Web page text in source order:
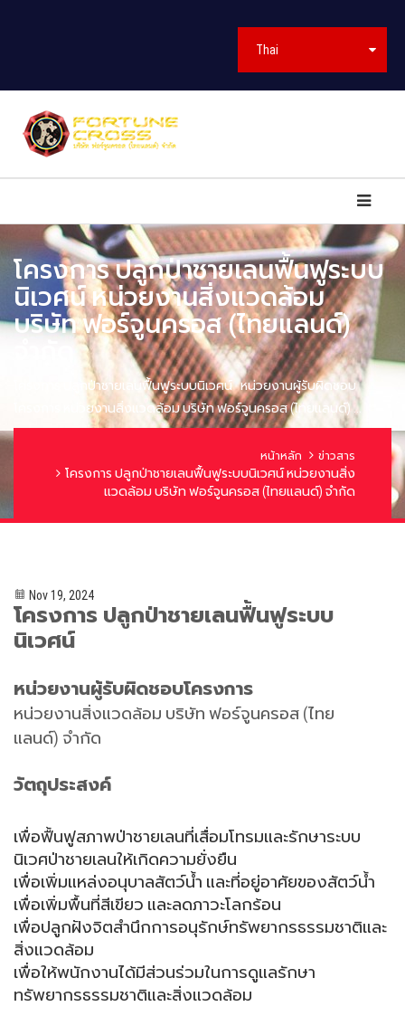
Thai
โครงการ ปลูกป่าชายเลนฟื้นฟูระบบ
นิเวศน์ หน่วยงานสิ่งแวดล้อม
บริษัท ฟอร์จูนครอส (ไทยแลนด์)
โครงการ ปลูกป่าชายเลนฟื้นฟูระบบนิเวศน์ หน่วยงานผู้รับผิดชอบ
โครงการ หน่วยงานสิ่งแวดล้อม บริษัท ฟอร์จูนครอส (ไทยแลนด์) ...
หน้าหลัก ข่าวสาร
โครงการ ปลูกป่าชายเลนฟื้นฟูระบบนิเวศน์ หน่วยงานสิ่ง
แวดล้อม บริษัท ฟอร์จูนครอส (ไทยแลนด์) จำกัด
Nov 19, 2024
โครงการ ปลูกป่าชายเลนฟื้นฟูระบบ
นิเวศน์
หน่วยงานผู้รับผิดชอบโครงการ
หน่วยงานสิ่งแวดล้อม บริษัท ฟอร์จูนครอส (ไทย
แลนด์) จำกัด
วัตถุประสงค์
เพื่อฟื้นฟูสภาพป่าชายเลนที่เสื่อมโทรมและรักษาระบบ
นิเวศป่าชายเลนให้เกิดความยั่งยืน
เพื่อเพิ่มแหล่งอนุบาลสัตว์น้ำ และที่อยู่อาศัยของสัตว์น้ำ
เพื่อเพิ่มพื้นที่สีเขียว และลดภาวะโลกร้อน
เพื่อปลูกฝังจิตสำนึกการอนุรักษ์ทรัพยากรธรรมชาติและ
สิ่งแวดล้อม
เพื่อให้พนักงานได้มีส่วนร่วมในการดูแลรักษา
ทรัพยากรธรรมชาติและสิ่งแวดล้อม